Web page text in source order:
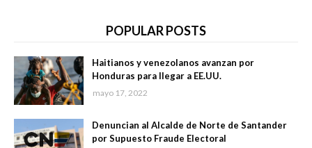
POPULAR POSTS
Haitianos y venezolanos avanzan por
Honduras para llegar a EE.UU.
mayo 17, 2022
Denuncian al Alcalde de Norte de Santander
por Supuesto Fraude Electoral